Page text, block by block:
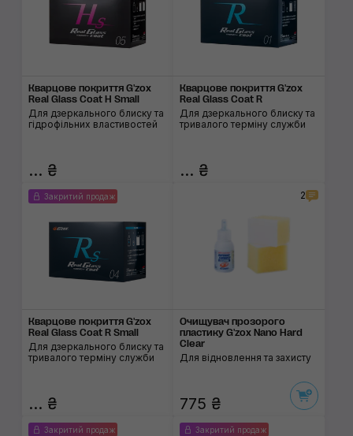
Кварцове покриття G'zox
Real Glass Coat H Small
Для дзеркального блиску та
гідрофільних властивостей
... ₴
Кварцове покриття G'zox
Real Glass Coat R
Для дзеркального блиску та
тривалого терміну служби
... ₴
Закритий продаж
Кварцове покриття G'zox
Real Glass Coat R Small
Для дзеркального блиску та
тривалого терміну служби
... ₴
2
Очищувач прозорого
пластику G'zox Nano Hard
Clear
Для відновлення та захисту
775 ₴
Закритий продаж Закритий продаж